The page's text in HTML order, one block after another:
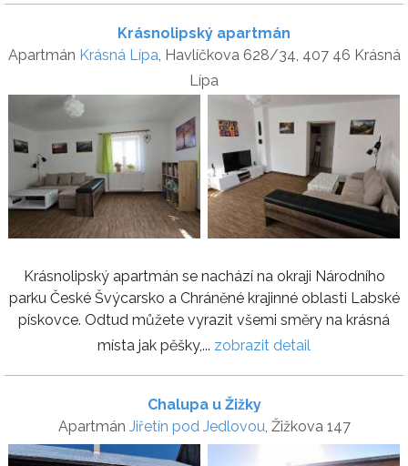
Krásnolipský apartmán
Apartmán Krásná Lípa , Havlíčkova 628/34, 407 46 Krásná
Lípa
Krásnolipský apartmán se nachází na okraji Národního
parku České Švýcarsko a Chráněné krajinné oblasti Labské
pískovce. Odtud můžete vyrazit všemi směry na krásná
místa jak pěšky,... zobrazit detail
Chalupa u Žižky
Apartmán Jiřetín pod Jedlovou , Žižkova 147